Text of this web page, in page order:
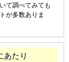
て調べてみても
が多数ありま
あたり